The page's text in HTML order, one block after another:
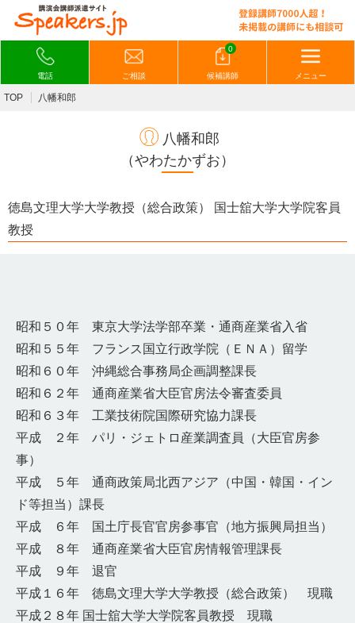
電話 ご相談
0
候補講師 メニュー
TOP 八幡和郎
八幡和郎
（やわたかずお）
徳島文理大学大学教授（総合政策） 国士舘大学大学院客員
教授
昭和５０年 東京大学法学部卒業・通商産業省入省
昭和５５年 フランス国立行政学院（ＥＮＡ）留学
昭和６０年 沖縄総合事務局企画調整課長
昭和６２年 通商産業省大臣官房法令審査委員
昭和６３年 工業技術院国際研究協力課長
平成 ２年 パリ・ジェトロ産業調査員（大臣官房参
事）
平成 ５年 通商政策局北西アジア（中国・韓国・イン
ド等担当）課長
平成 ６年 国土庁長官官房参事官（地方振興局担当）
平成 ８年 通商産業省大臣官房情報管理課長
平成 ９年 退官
平成１６年 徳島文理大学大学教授（総合政策） 現職
平成２８年 国士舘大学大学院客員教授 現職